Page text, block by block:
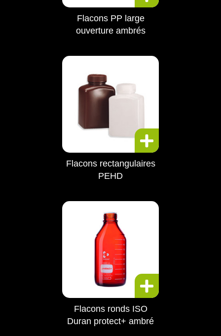
Flacons PP large
ouverture ambrés
Flacons rectangulaires
PEHD
Flacons ronds ISO
Duran protect+ ambré